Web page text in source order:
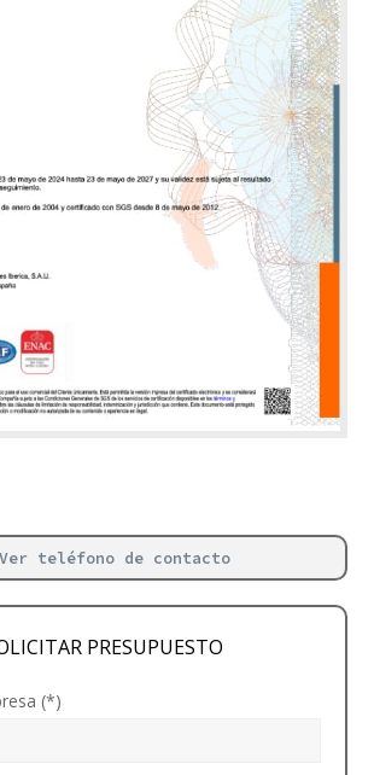
Ver teléfono de contacto
PRESUPUESTO
(*)